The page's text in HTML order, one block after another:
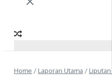
Home / Laporan Utama /